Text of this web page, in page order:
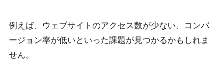
例えば、ウェブサイトのアクセス数が少ない、コンバ
ージョン率が低いといった課題が見つかるかもしれま
せん。